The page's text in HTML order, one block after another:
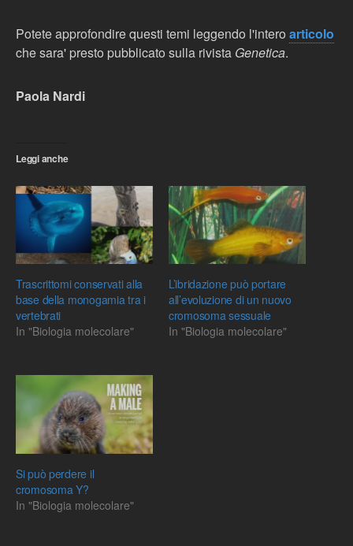
Potete approfondire questi temi leggendo l'intero articolo
che sara' presto pubblicato sulla rivista Genetica.
Paola Nardi
Leggi anche
Trascrittomi conservati alla
base della monogamia tra i
vertebrati
In "Biologia molecolare"
L’ibridazione può portare
all’evoluzione di un nuovo
cromosoma sessuale
In "Biologia molecolare"
Si può perdere il
cromosoma Y?
In "Biologia molecolare"